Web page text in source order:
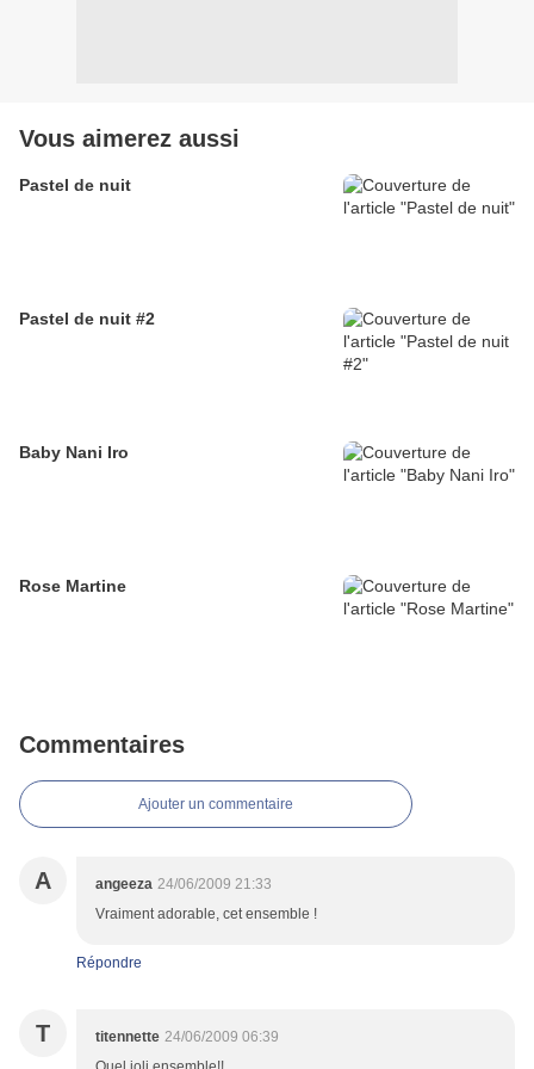
Vous aimerez aussi
Pastel de nuit
Pastel de nuit #2
Baby Nani Iro
Rose Martine
Commentaires
Ajouter un commentaire
A angeeza 24/06/2009 21:33
Vraiment adorable, cet ensemble !
Répondre
T titennette 24/06/2009 06:39